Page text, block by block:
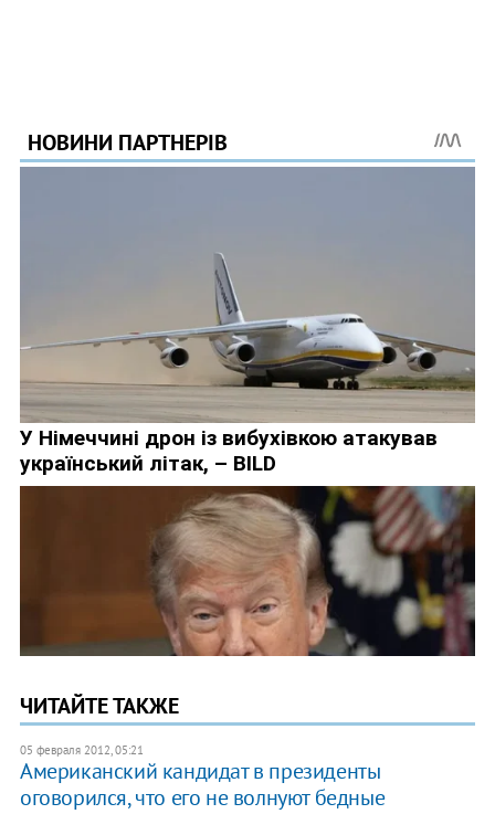
ЧИТАЙТЕ ТАКЖЕ
05 февраля 2012, 05:21
Американский кандидат в президенты
оговорился, что его не волнуют бедные